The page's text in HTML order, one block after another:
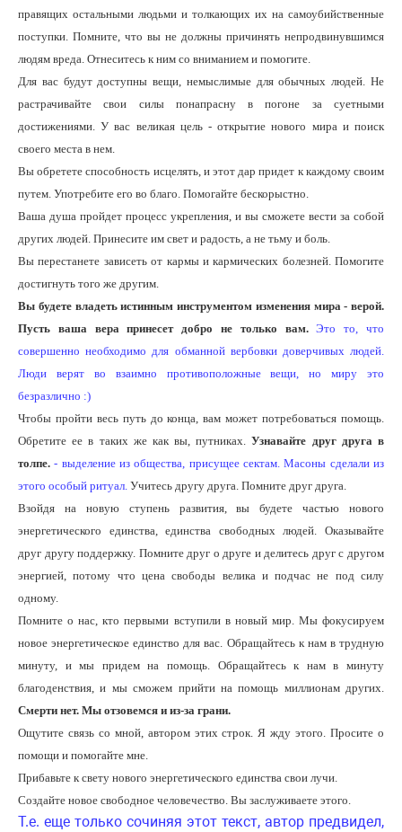
правящих остальными людьми и толкающих их на самоубийственные
поступки. Помните, что вы не должны причинять непродвинувшимся
людям вреда. Отнеситесь к ним со вниманием и помогите.
Для вас будут доступны вещи, немыслимые для обычных людей. Не
растрачивайте свои силы понапрасну в погоне за суетными
достижениями. У вас великая цель - открытие нового мира и поиск
своего места в нем.
Вы обретете способность исцелять, и этот дар придет к каждому своим
путем. Употребите его во благо. Помогайте бескорыстно.
Ваша душа пройдет процесс укрепления, и вы сможете вести за собой
других людей. Принесите им свет и радость, а не тьму и боль.
Вы перестанете зависеть от кармы и кармических болезней. Помогите
достигнуть того же другим.
Вы будете владеть истинным инструментом изменения мира - верой.
Пусть ваша вера принесет добро не только вам. Это то, что
совершенно необходимо для обманной вербовки доверчивых людей.
Люди верят во взаимно противоположные вещи, но миру это
безразлично :)
Чтобы пройти весь путь до конца, вам может потребоваться помощь.
Обретите ее в таких же как вы, путниках.Узнавайте друг друга в
толпе. - выделение из общества, присущее сектам. Масоны сделали из
этого особый ритуал. Учитесь другу друга. Помните друг друга.
Взойдя на новую ступень развития, вы будете частью нового
энергетического единства, единства свободных людей. Оказывайте
друг другу поддержку. Помните друг о друге и делитесь друг с другом
энергией, потому что цена свободы велика и подчас не под силу
одному.
Помните о нас, кто первыми вступили в новый мир. Мы фокусируем
новое энергетическое единство для вас. Обращайтесь к нам в трудную
минуту, и мы придем на помощь. Обращайтесь к нам в минуту
благоденствия, и мы сможем прийти на помощь миллионам других.
Смерти нет. Мы отзовемся и из-за грани.
Ощутите связь со мной, автором этих строк. Я жду этого. Просите о
помощи и помогайте мне.
Прибавьте к свету нового энергетического единства свои лучи.
Создайте новое свободное человечество. Вы заслуживаете этого.
Т.е. еще только сочиняя этот текст, автор предвидел,